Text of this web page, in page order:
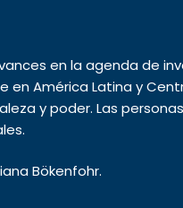
en la agenda de
en América Latina y
y poder. Las
Bökenfohr.